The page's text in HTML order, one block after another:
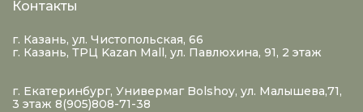
Контакты
г. Казань, ул. Чистопольская, 66
г. Казань, ТРЦ Kazan Mall, ул. Павлюхина, 91, 2 этаж
г. Екатеринбург, Универмаг Bolshoy, ул. Малышева,71,
3 этаж 8(905)808-71-38